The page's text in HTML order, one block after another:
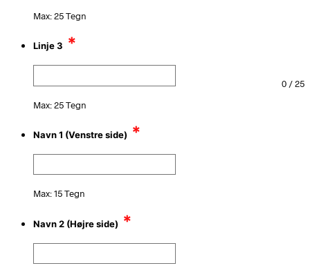
Max: 25 Tegn
Linje 3 *
0 /25
Max: 25 Tegn
Navn 1 (Venstre side) *
Max: 15 Tegn
Navn 2 (Højre side) *